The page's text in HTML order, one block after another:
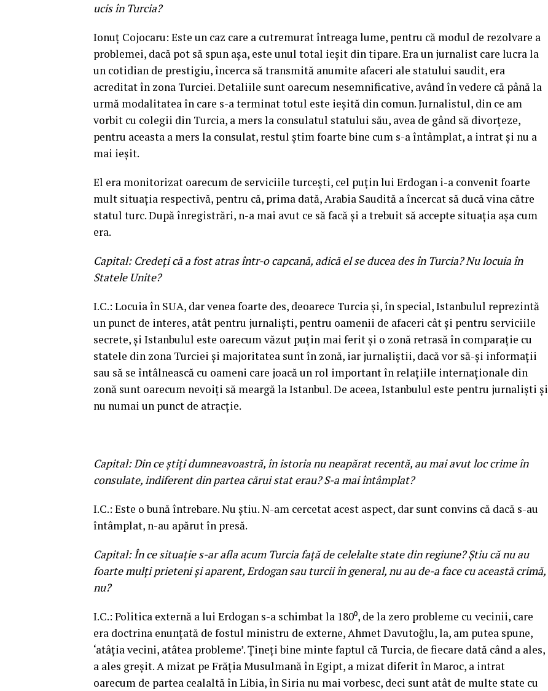
ucis în Turcia?
Ionuţ Cojocaru: Este un caz care a cutremurat întreaga lume, pentru că modul de rezolvare a
problemei, dacă pot să spun aşa, este unul total ieşit din tipare. Era un jurnalist care lucra la
un cotidian de prestigiu, încerca să transmită anumite afaceri ale statului saudit, era
acreditat în zona Turciei. Detaliile sunt oarecum nesemnificative, având în vedere că până la
urmă modalitatea în care s-a terminat totul este ieşită din comun. Jurnalistul, din ce am
vorbit cu colegii din Turcia, a mers la consulatul statului său, avea de gând să divorţeze,
pentru aceasta a mers la consulat, restul ştim foarte bine cum s-a întâmplat, a intrat şi nu a
mai ieşit.
El era monitorizat oarecum de serviciile turceşti, cel puţin lui Erdogan i-a convenit foarte
mult situaţia respectivă, pentru că, prima dată, Arabia Saudită a încercat să ducă vina către
statul turc. După înregistrări, n-a mai avut ce să facă şi a trebuit să accepte situaţia aşa cum
era.
Capital: Credeţi că a fost atras într-o capcană, adică el se ducea des în Turcia? Nu locuia în
Statele Unite?
I.C.: Locuia în SUA, dar venea foarte des, deoarece Turcia şi, în special, Istanbulul reprezintă
un punct de interes, atât pentru jurnalişti, pentru oamenii de afaceri cât şi pentru serviciile
secrete, şi Istanbulul este oarecum văzut puţin mai ferit şi o zonă retrasă în comparaţie cu
statele din zona Turciei şi majoritatea sunt în zonă, iar jurnaliştii, dacă vor să-şi informaţii
sau să se întâlnească cu oameni care joacă un rol important în relaţiile internaţionale din
zonă sunt oarecum nevoiţi să meargă la Istanbul. De aceea, Istanbulul este pentru jurnalişti şi
nu numai un punct de atracţie.
Capital: Din ce ştiţi dumneavoastră, în istoria nu neapărat recentă, au mai avut loc crime în
consulate, indiferent din partea cărui stat erau? S-a mai întâmplat?
I.C.: Este o bună întrebare. Nu ştiu. N-am cercetat acest aspect, dar sunt convins că dacă s-au
întâmplat, n-au apărut în presă.
Capital: În ce situaţie s-ar afla acum Turcia faţă de celelalte state din regiune? Ştiu că nu au
foarte mulţi prieteni şi aparent, Erdogan sau turcii în general, nu au de-a face cu această crimă,
nu?
I.C.: Politica externă a lui Erdogan s-a schimbat la 180⁰, de la zero probleme cu vecinii, care
era doctrina enunţată de fostul ministru de externe, Ahmet Davutoğlu, la, am putea spune,
‘atâţia vecini, atâtea probleme’. Ţineţi bine minte faptul că Turcia, de fiecare dată când a ales,
a ales greşit. A mizat pe Frăţia Musulmană în Egipt, a mizat diferit în Maroc, a intrat
oarecum de partea cealaltă în Libia, în Siria nu mai vorbesc, deci sunt atât de multe state cu